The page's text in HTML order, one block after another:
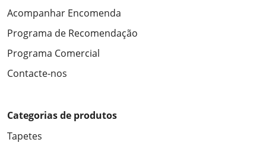
Acompanhar Encomenda
Programa de Recomendação
Programa Comercial
Contacte-nos
Categorias de produtos
Tapetes